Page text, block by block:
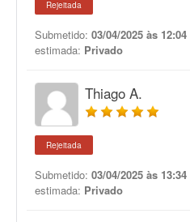
Rejeitada
Submetido: 03/04/2025 às 12:04
estimada: Privado
Thiago A.
Rejeitada
Submetido: 03/04/2025 às 13:34
estimada: Privado